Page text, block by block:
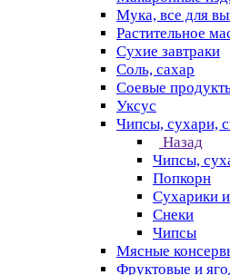
Мука, все для
Растительное
Сухие завтраки
Соль, сахар
Соевые
Уксус
Чипсы, сухари,
Назад
Чипсы,
Попкорн
Сухарики
Снеки
Чипсы
Мясные
Фруктовые и